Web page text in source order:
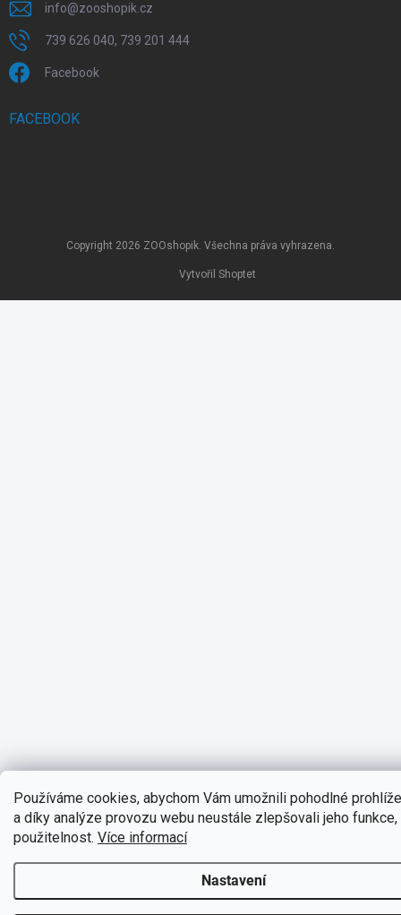
Používáme cookies, abychom Vám umožnili pohodlné
a díky analýze provozu webu neustále zlepšovali jeho funkce,
použitelnost. Více informací
Nastavení
info@zooshopik.cz
739 626 040, 739 201 444
Facebook
FACEBOOK
Vytvořil Shoptet
Copyright 2026 ZOOshopik. Všechna práva vyhrazena.